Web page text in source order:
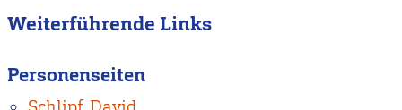
Weiterführende Links
Personenseiten